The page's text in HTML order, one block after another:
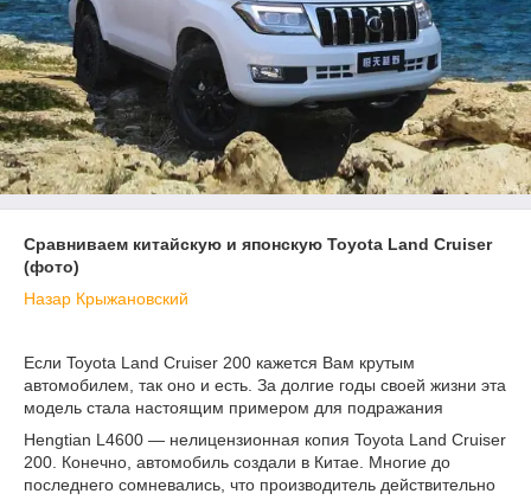
Сравниваем китайскую и японскую Toyota Land Cruiser
(фото)
Назар Крыжановский
Если Toyota Land Cruiser 200 кажется Вам крутым
автомобилем, так оно и есть. За долгие годы своей жизни эта
модель стала настоящим примером для подражания
Hengtian L4600 — нелицензионная копия Toyota Land Cruiser
200. Конечно, автомобиль создали в Китае. Многие до
последнего сомневались, что производитель действительно